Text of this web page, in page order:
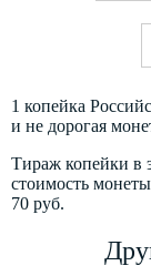
1 копейка
и не дорогая
Тираж копейки в
стоимость
70 руб.